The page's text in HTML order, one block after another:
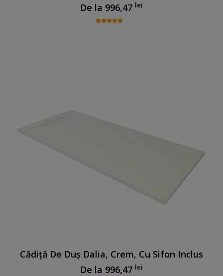
De la 996,47 lei
Cădiță De Duș Dalia, Crem, Cu Sifon Inclus
De la 996,47 lei